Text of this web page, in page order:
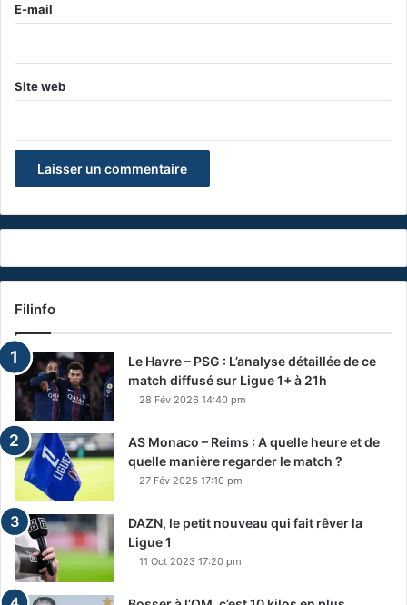
e
E-mail
Site web
Filinfo
Le Havre – PSG : L’analyse détaillée de ce
match diffusé sur Ligue 1+ à 21h
28 Fév 2026 14:40 pm
AS Monaco – Reims : A quelle heure et de
quelle manière regarder le match ?
27 Fév 2025 17:10 pm
DAZN, le petit nouveau qui fait rêver la
Ligue 1
11 Oct 2023 17:20 pm